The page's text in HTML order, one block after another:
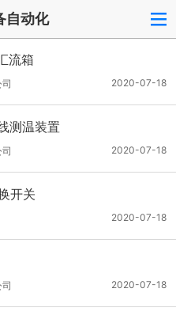
自动化
流箱
2020-07-18
测温装置
2020-07-18
开关
2020-07-18
2020-07-18